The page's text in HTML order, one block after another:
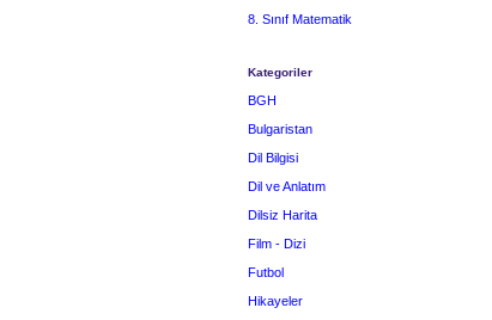
8. Sınıf Matematik
Kategoriler
BGH
Bulgaristan
Dil Bilgisi
Dil ve Anlatım
Dilsiz Harita
Film - Dizi
Futbol
Hikayeler